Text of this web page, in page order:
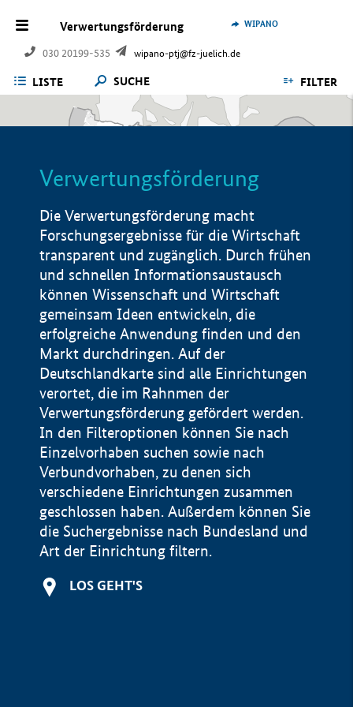
Verwertungsförderung
030 20199-535 wipano-ptj@fz-juelich.de
WIPANO
LISTE SUCHE FILTER
Verwertungsförderung
Die Verwertungsförderung macht
Forschungsergebnisse für die Wirtschaft
transparent und zugänglich. Durch frühen
und schnellen Informationsaustausch
können Wissenschaft und Wirtschaft
gemeinsam Ideen entwickeln, die
erfolgreiche Anwendung finden und den
Markt durchdringen. Auf der
Deutschlandkarte sind alle Einrichtungen
verortet, die im Rahnmen der
Verwertungsförderung gefördert werden.
In den Filteroptionen können Sie nach
Einzelvorhaben suchen sowie nach
Verbundvorhaben, zu denen sich
verschiedene Einrichtungen zusammen
geschlossen haben. Außerdem können Sie
die Suchergebnisse nach Bundesland und
Art der Einrichtung filtern.
LOS GEHT'S